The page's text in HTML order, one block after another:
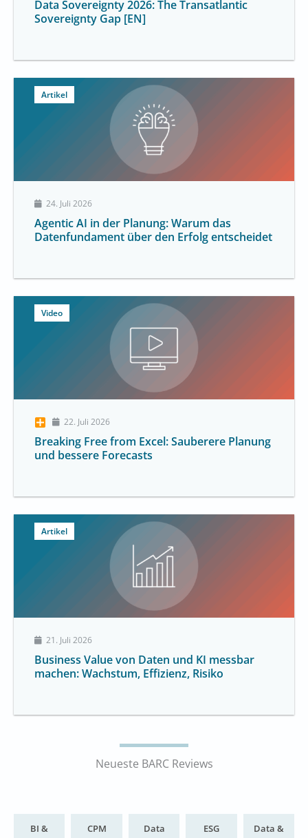
Data Sovereignty 2026: The Transatlantic
Sovereignty Gap [EN]
Artikel
24. Juli 2026
Agentic AI in der Planung: Warum das
Datenfundament über den Erfolg entscheidet
Video
22. Juli 2026
Breaking Free from Excel: Sauberere Planung
und bessere Forecasts
Artikel
21. Juli 2026
Business Value von Daten und KI messbar
machen: Wachstum, Effizienz, Risiko
Neueste BARC Reviews
BI &
CPM
Data
ESG
Data &